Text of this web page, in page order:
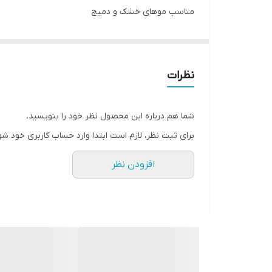
مناسب موهای خشک و دمیج
نظرات
شما هم درباره این محصول نظر خود را بنویسید.
برای ثبت نظر، لازم است ابتدا وارد حساب کاربری خود
افزودن نظر